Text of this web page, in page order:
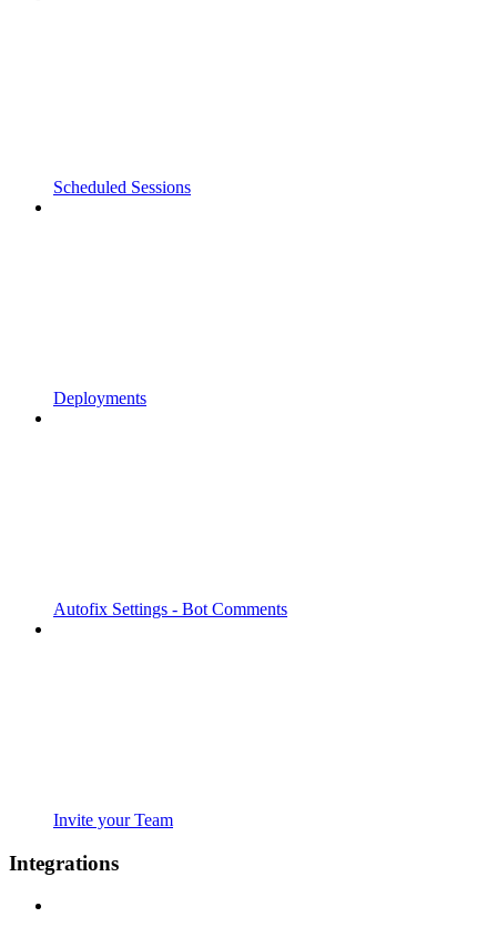
Scheduled Sessions
Deployments
Autofix Settings - Bot Comments
Invite your Team
Integrations